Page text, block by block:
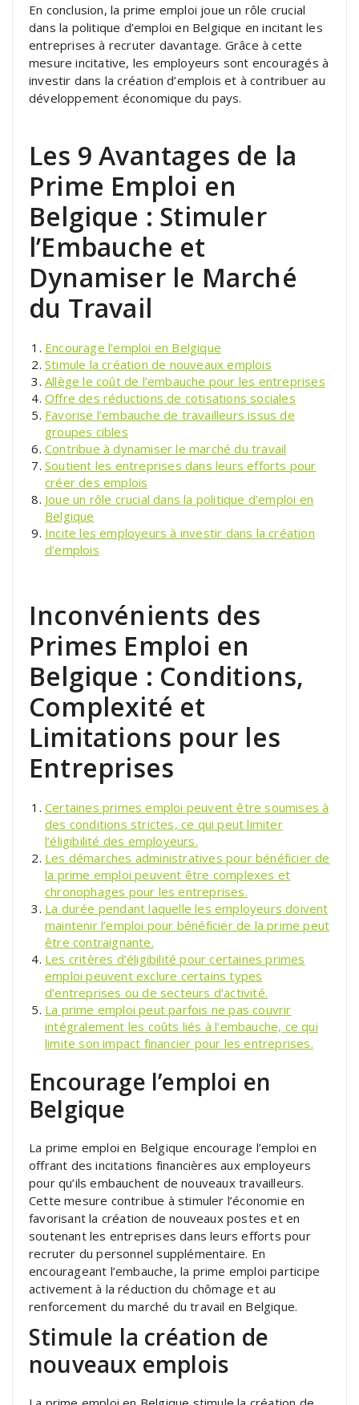
En conclusion, la prime emploi joue un rôle crucial
dans la politique d’emploi en Belgique en incitant les
entreprises à recruter davantage. Grâce à cette
mesure incitative, les employeurs sont encouragés à
investir dans la création d’emplois et à contribuer au
développement économique du pays.
Les 9 Avantages de la
Prime Emploi en
Belgique : Stimuler
l’Embauche et
Dynamiser le Marché
du Travail
Encourage l’emploi en Belgique
Stimule la création de nouveaux emplois
Allège le coût de l’embauche pour les entreprises
Offre des réductions de cotisations sociales
Favorise l’embauche de travailleurs issus de
groupes cibles
Contribue à dynamiser le marché du travail
Soutient les entreprises dans leurs efforts pour
créer des emplois
Joue un rôle crucial dans la politique d’emploi en
Belgique
Incite les employeurs à investir dans la création
d’emplois
Inconvénients des
Primes Emploi en
Belgique : Conditions,
Complexité et
Limitations pour les
Entreprises
Certaines primes emploi peuvent être soumises à
des conditions strictes, ce qui peut limiter
l’éligibilité des employeurs.
Les démarches administratives pour bénéficier de
la prime emploi peuvent être complexes et
chronophages pour les entreprises.
La durée pendant laquelle les employeurs doivent
maintenir l’emploi pour bénéficier de la prime peut
être contraignante.
Les critères d’éligibilité pour certaines primes
emploi peuvent exclure certains types
d’entreprises ou de secteurs d’activité.
La prime emploi peut parfois ne pas couvrir
intégralement les coûts liés à l’embauche, ce qui
limite son impact financier pour les entreprises.
Encourage l’emploi en
Belgique
La prime emploi en Belgique encourage l’emploi en
offrant des incitations financières aux employeurs
pour qu’ils embauchent de nouveaux travailleurs.
Cette mesure contribue à stimuler l’économie en
favorisant la création de nouveaux postes et en
soutenant les entreprises dans leurs efforts pour
recruter du personnel supplémentaire. En
encourageant l’embauche, la prime emploi participe
activement à la réduction du chômage et au
renforcement du marché du travail en Belgique.
Stimule la création de
nouveaux emplois